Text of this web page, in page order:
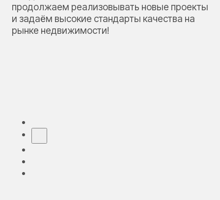
продолжаем реализовывать новые проекты
и задаём высокие стандарты качества на
рынке недвижимости!